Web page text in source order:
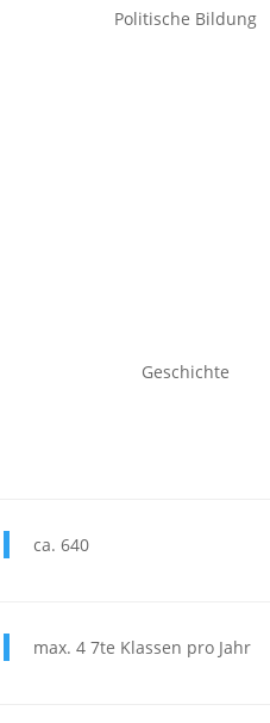
Politische Bildung
Geschichte
ca. 640
max. 4 7te Klassen pro Jahr